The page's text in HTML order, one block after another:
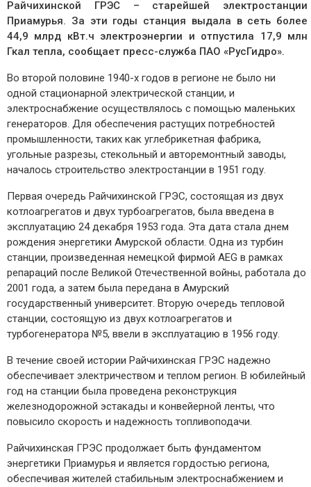
Райчихинской ГРЭС – старейшей электростанции
Приамурья. За эти годы станция выдала в сеть более
44,9 млрд кВт.ч электроэнергии и отпустила 17,9 млн
Гкал тепла, сообщает пресс-служба ПАО «РусГидро».
Во второй половине 1940-х годов в регионе не было ни
одной стационарной электрической станции, и
электроснабжение осуществлялось с помощью маленьких
генераторов. Для обеспечения растущих потребностей
промышленности, таких как углебрикетная фабрика,
угольные разрезы, стекольный и авторемонтный заводы,
началось строительство электростанции в 1951 году.
Первая очередь Райчихинской ГРЭС, состоящая из двух
котлоагрегатов и двух турбоагрегатов, была введена в
эксплуатацию 24 декабря 1953 года. Эта дата стала днем
рождения энергетики Амурской области. Одна из турбин
станции, произведенная немецкой фирмой AEG в рамках
репараций после Великой Отечественной войны, работала до
2001 года, а затем была передана в Амурский
государственный университет. Вторую очередь тепловой
станции, состоящую из двух котлоагрегатов и
турбогенератора №5, ввели в эксплуатацию в 1956 году.
В течение своей истории Райчихинская ГРЭС надежно
обеспечивает электричеством и теплом регион. В юбилейный
год на станции была проведена реконструкция
железнодорожной эстакады и конвейерной ленты, что
повысило скорость и надежность топливоподачи.
Райчихинская ГРЭС продолжает быть фундаментом
энергетики Приамурья и является гордостью региона,
обеспечивая жителей стабильным электроснабжением и